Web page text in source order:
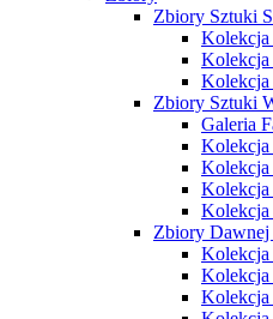
Zbiory Sztuki
Kolekcja
Kolekcja
Kolekcja
Zbiory Sztuki
Galeria
Kolekcja
Kolekcja
Zbiory Dawnej
Kolekcja